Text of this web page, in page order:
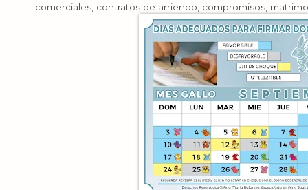
comerciales, contratos de arriendo, compromisos,